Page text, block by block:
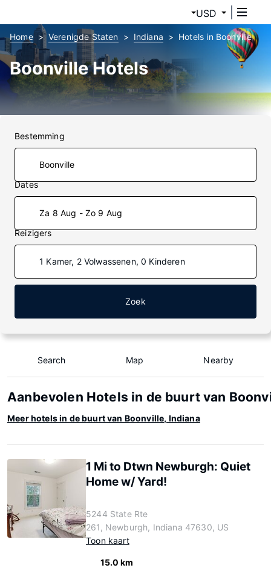
USD
Home Verenigde Staten Indiana Hotels in Boonville
Boonville Hotels
Bestemming
Dates
Za 8 Aug - Zo 9 Aug
Reizigers
1 Kamer, 2 Volwassenen, 0 Kinderen
Zoek
Search Map Nearby
Aanbevolen Hotels in de buurt van
Meer hotels in de buurt van Boonville, Indiana
1 Mi to Dtwn Newburgh: Quiet
Home w/ Yard!
5244 State Rte
261, Newburgh, Indiana 47630, US
Toon kaart
15.0 km